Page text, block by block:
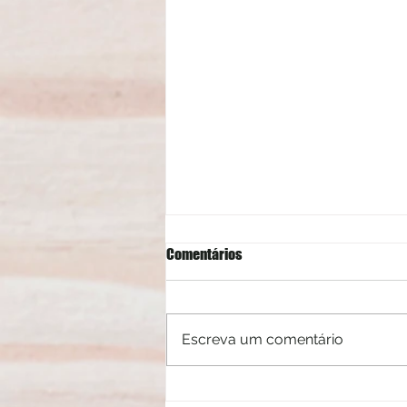
Comentários
Escreva um comentário